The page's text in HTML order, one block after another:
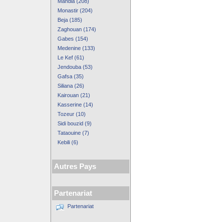
Monastir (204)
Beja (185)
Zaghouan (174)
Gabes (154)
Medenine (133)
Le Kef (61)
Jendouba (53)
Gafsa (35)
Siliana (26)
Kairouan (21)
Kasserine (14)
Tozeur (10)
Sidi bouzid (9)
Tataouine (7)
Kebili (6)
Autres Pays
Partenariat
Partenariat